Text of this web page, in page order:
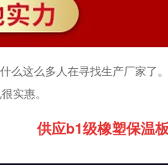
么这么多人在寻找生产厂家了
实惠。
供应b1级橡塑保温